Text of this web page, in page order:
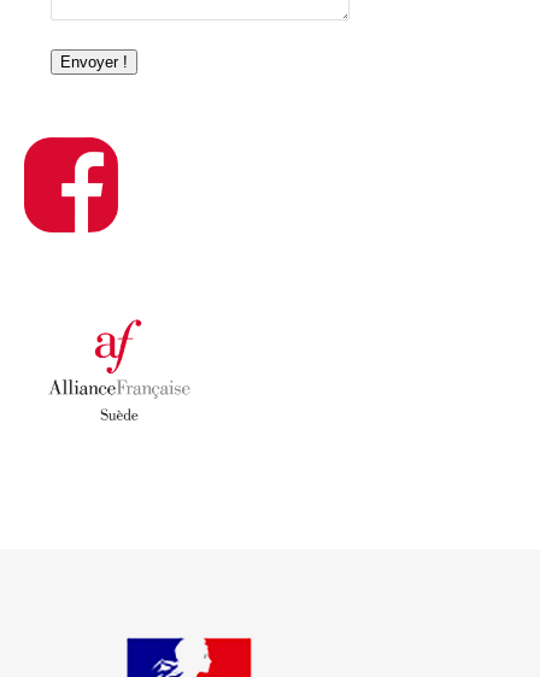
Envoyer !